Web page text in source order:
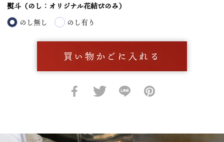
熨斗（のし：オリジナル花結びのみ）
のし無し
のし有り
買い物かごに入れる